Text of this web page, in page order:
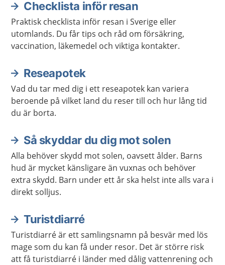
Checklista inför resan
Praktisk checklista inför resan i Sverige eller
utomlands. Du får tips och råd om försäkring,
vaccination, läkemedel och viktiga kontakter.
Reseapotek
Vad du tar med dig i ett reseapotek kan variera
beroende på vilket land du reser till och hur lång tid
du är borta.
Så skyddar du dig mot solen
Alla behöver skydd mot solen, oavsett ålder. Barns
hud är mycket känsligare än vuxnas och behöver
extra skydd. Barn under ett år ska helst inte alls vara i
direkt solljus.
Turistdiarré
Turistdiarré är ett samlingsnamn på besvär med lös
mage som du kan få under resor. Det är större risk
att få turistdiarré i länder med dålig vattenrening och